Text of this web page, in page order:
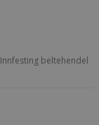
Innfesting beltehendel